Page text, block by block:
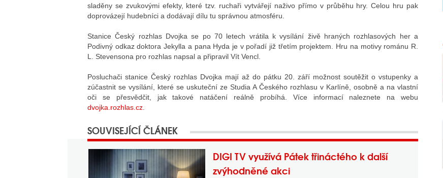
sladěny se zvukovými efekty, které tzv. ruchaři vytvářejí naživo přímo v průběhu hry. Celou hru pak
doprovázejí hudebníci a dodávají dílu tu správnou atmosféru.
Stanice Český rozhlas Dvojka se po 70 letech vrátila k vysílání živě hraných rozhlasových her a
Podivný odkaz doktora Jekylla a pana Hyda je v pořadí již třetím projektem. Hru na motivy románu R.
L. Stevensona pro rozhlas napsal a připravil Vít Vencl.
Posluchači stanice Český rozhlas Dvojka mají až do pátku 20. září možnost soutěžit o vstupenky a
zúčastnit se vysílání, které se uskuteční ze Studia A Českého rozhlasu v Karlíně, osobně a na vlastní
oči se přesvědčit, jak takové natáčení reálně probíhá. Více informací naleznete na webu
dvojka.rozhlas.cz
DIGI TV využívá Pátek třináctého k další
zvýhodněné akci